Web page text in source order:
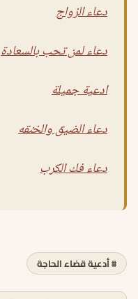
دعاء الزواج
دعاء لمن تحب بالسعادة
ادعية جميلة
دعاء الضيق والخنقه
دعاء فك الكرب
# أدعية قضاء الحاجة